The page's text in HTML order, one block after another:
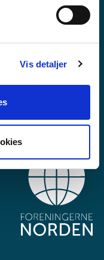
Vis detaljer